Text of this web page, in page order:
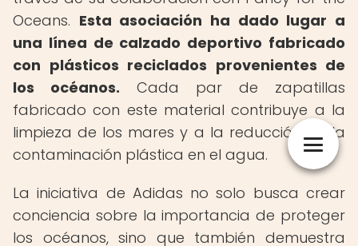
Oceans. Esta asociación ha dado lugar a
una línea de calzado deportivo fabricado
con plásticos reciclados provenientes de
los océanos. Cada par de zapatillas
fabricado con este material contribuye a la
limpieza de los mares y a la reducción de la
contaminación plástica en el agua.
La iniciativa de Adidas no solo busca crear
conciencia sobre la importancia de proteger
los océanos, sino que también demuestra